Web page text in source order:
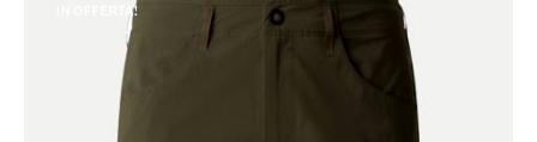
IN OFFERTA!